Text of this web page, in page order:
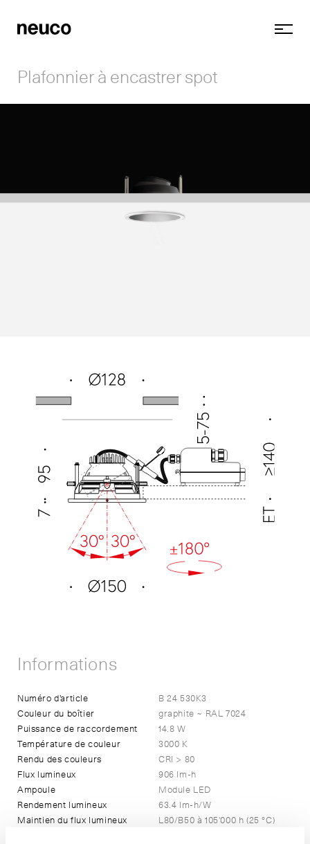
Plafonnier à encastrer spot
Informations
Numéro d’article
B 24 530K3
Couleur du boîtier
graphite ~ RAL 7024
Puissance de raccordement
14.8 W
Température de couleur
3000 K
Rendu des couleurs
CRI > 80
Flux lumineux
906 lm-h
Ampoule
Module LED
Rendement lumineux
63.4 lm-h/W
Maintien du flux lumineux
L80/B50 à 105'000 h (25 °C)